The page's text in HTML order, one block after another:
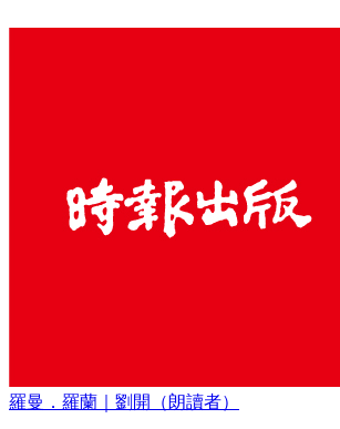
羅曼．羅蘭｜劉開（朗讀者）